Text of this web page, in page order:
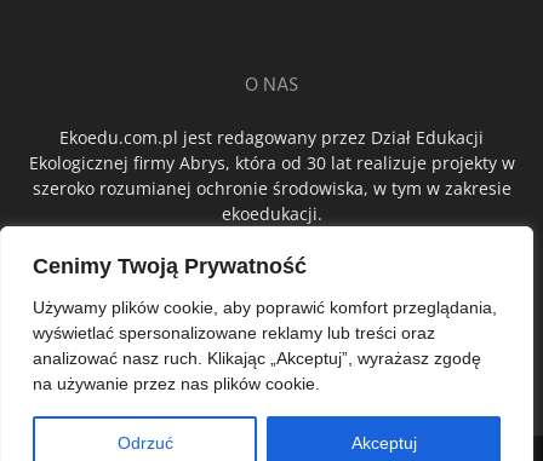
Cenimy Twoją Prywatność
Używamy plików cookie, aby poprawić komfort przeglądania,
wyświetlać spersonalizowane reklamy lub treści oraz
analizować nasz ruch. Klikając „Akceptuj”, wyrażasz zgodę
na używanie przez nas plików cookie.
Odrzuć Akceptuj
O NAS
Ekoedu.com.pl jest redagowany przez Dział Edukacji
Ekologicznej firmy Abrys, która od 30 lat realizuje projekty w
szeroko rozumianej ochronie środowiska, w tym w zakresie
ekoedukacji.
ŚLEDŹ NAS